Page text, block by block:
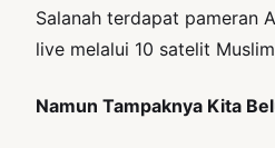
Salanah terdapat pameran
live melalui 10 satelit
Namun Tampaknya Kita